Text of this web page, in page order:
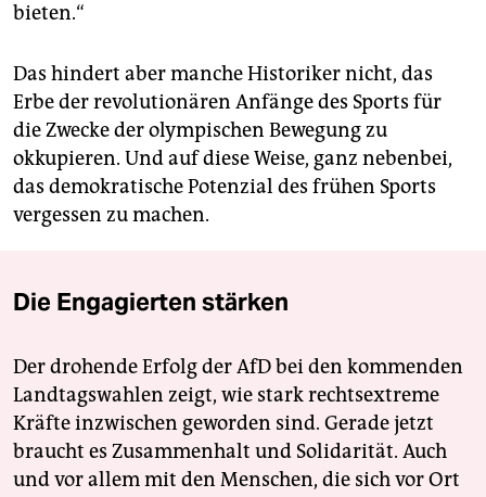
bieten.“
Das hindert aber manche Historiker nicht, das
Erbe der revolutionären Anfänge des Sports für
die Zwecke der olympischen Bewegung zu
okkupieren. Und auf diese Weise, ganz nebenbei,
das demokratische Potenzial des frühen Sports
vergessen zu machen.
Die Engagierten stärken
Der drohende Erfolg der AfD bei den kommenden
Landtagswahlen zeigt, wie stark rechtsextreme
Kräfte inzwischen geworden sind. Gerade jetzt
braucht es Zusammenhalt und Solidarität. Auch
und vor allem mit den Menschen, die sich vor Ort